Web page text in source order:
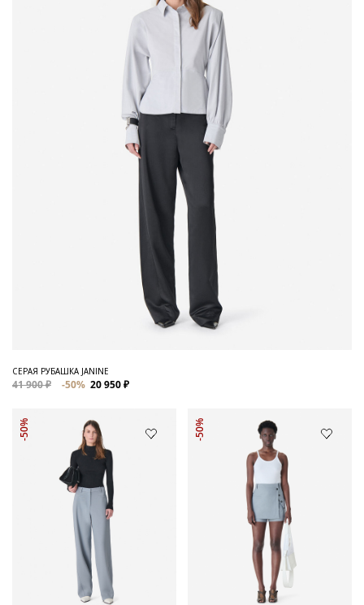
СЕРАЯ РУБАШКА JANINE
41 900 ₽ -50% 20 950 ₽
-50% -50%